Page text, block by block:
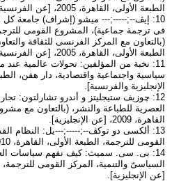
الطبعة الأولى، القاهرة، 2005، [عن الفرنسية].
10: إيڤ--;-----;--- ميشو (إشراف) جامعة كل
فى ترجمة جماعية)، المشروع القومى
(بالتعاون مع المركز الفرنسى للثقافة
الطبعة الأولى، القاهرة، 2005، [عن الفرنسية].
11: نخبة من المؤلفين: تحولات عالمية
الإنجليزية والفرنسية].
12: چوزيف ستيجليتز و أندرو تشارلتون:
العصرية للطباعة والنشر، (بالتعاون مع
القاهرة، 2009، [عن الإنجليزية].
13: ألكسى دو توكڤ--;-----;---يل: النظام
القومى للترجمة، الطبعة الأولى، القاهرة، 2010، [عن الفرنسية].
14: بى. سى. سميث: كيف نفهم سياسات
[عن الإنجليزية].